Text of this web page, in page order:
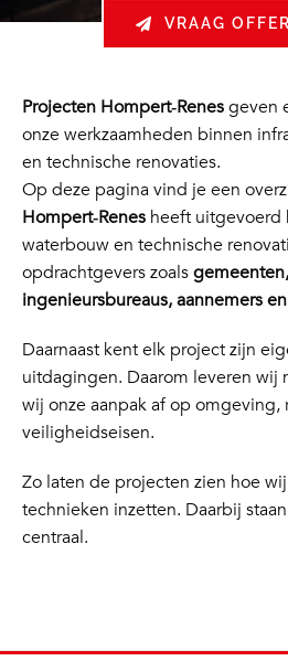
VRAAG
Projecten Hompert‑Renesgeven
onze werkzaamheden binnen
en technische renovaties.
Op deze pagina vind je een
Hompert‑Renesheeft uitgevoerd
waterbouw en technische
opdrachtgevers zoals
ingenieursbureaus, aannemers
Daarnaast kent elk project zijn
uitdagingen. Daarom leveren wij
wij onze aanpak af op
veiligheidseisen.
Zo laten de projecten zien hoe
technieken inzetten. Daarbij
centraal.